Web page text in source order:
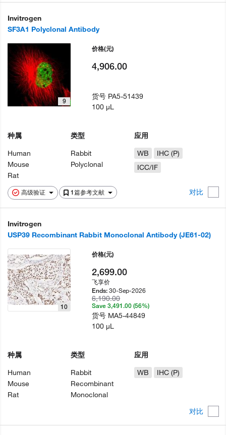
Invitrogen
SF3A1 Polyclonal Antibody
高级验证 1篇参考文献 对比
9
种属
Human
Mouse
Rat
类型
Rabbit
Polyclonal
应用
WB
IHC (P)
ICC/IF
价格(元)
4,906.00
货号 PA5-51439
100 µL
Invitrogen
USP39 Recombinant Rabbit Monoclonal Antibody (JE61-02)
对比
10
种属
Human
Mouse
Rat
类型
Rabbit
Recombinant
Monoclonal
应用
WB
IHC (P)
价格(元)
2,699.00
飞享价
Ends:30-Sep-2026
6,190.00
Save 3,491.00 (56%)
货号 MA5-44849
100 µL